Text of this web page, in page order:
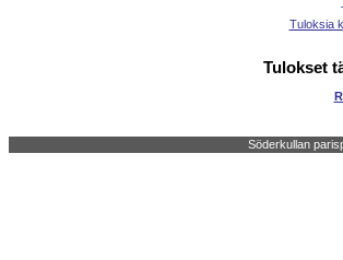
Tuloksia
Tulokset
Söderkullan